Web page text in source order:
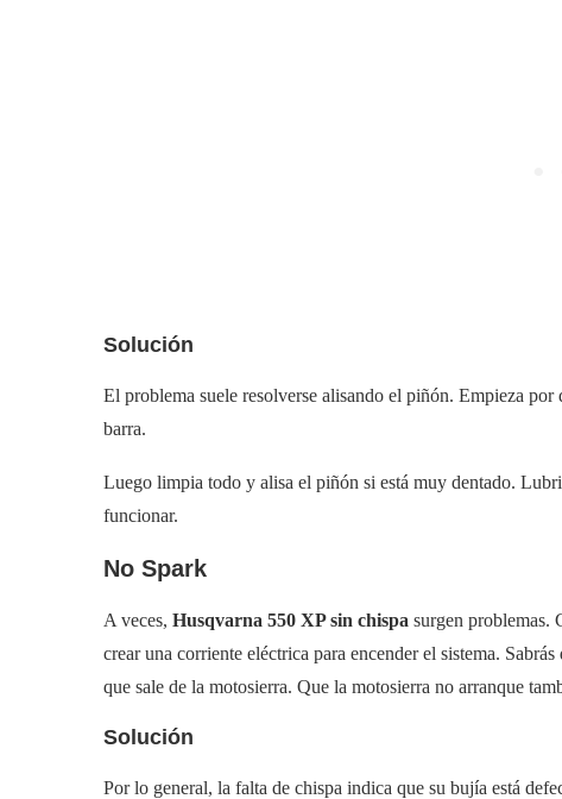
Solución
El problema suele resolverse alisando el piñón. Empieza por
barra.
Luego limpia todo y alisa el piñón si está muy dentado.
funcionar.
No Spark
A veces, Husqvarna 550 XP sin chispa surgen problemas.
crear una corriente eléctrica para encender el sistema.
que sale de la motosierra. Que la motosierra no arranque
Solución
Por lo general, la falta de chispa indica que su bujía está